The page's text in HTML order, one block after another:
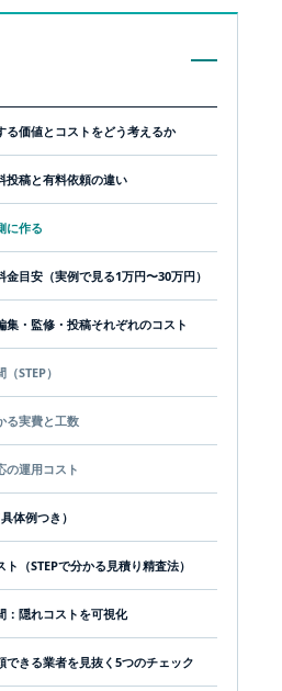
る価値とコストをどう考えるか
投稿と有料依頼の違い
に作る
目安（実例で見る1万円〜30万円）
・監修・投稿それぞれのコスト
STEP）
る実費と工数
の運用コスト
体例つき）
（STEPで分かる見積り精査法）
：隠れコストを可視化
きる業者を見抜く5つのチェック